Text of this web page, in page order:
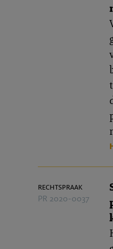
rechtspraak
PR 2020-0037